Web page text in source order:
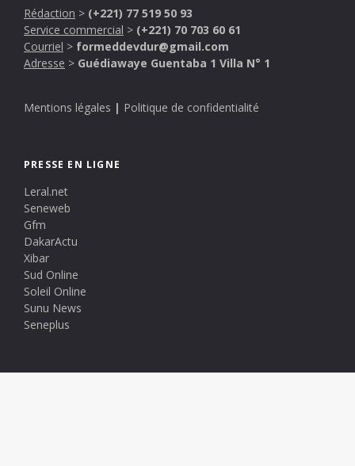
Rédaction > (+221) 77 519 50 93
Service commercial > (+221) 70 703 60 61
Courriel > formeddevdur@gmail.com
Adresse > Guédiawaye Guentaba 1 Villa N° 1
Mentions légales | Politique de confidentialité
PRESSE EN LIGNE
Leral.net
Seneweb
Gfm
DakarActu
Xibar
Sud Online
Soleil Online
Sunu News
Seneplus